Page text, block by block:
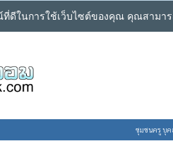
ดีในการใช้เว็บไซต์ของคุณ คุณสามาร
ชุมชนครู บุค